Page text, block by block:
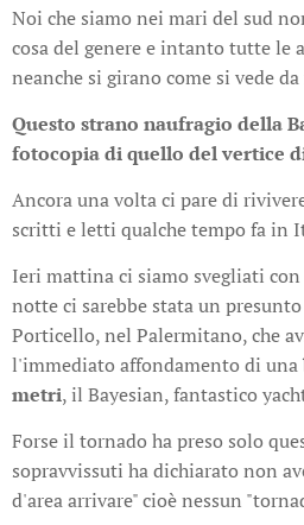
Noi che siamo nei mari del sud
cosa del genere e intanto tutte le
neanche si girano come si vede
Questo strano naufragio della
fotocopia di quello del vertice
Ancora una volta ci pare di
scritti e letti qualche tempo fa in
Ieri mattina ci siamo svegliati
notte ci sarebbe stata un presunto
Porticello, nel Palermitano, che
l'immediato affondamento di una
metri, il Bayesian, fantastico
Forse il tornado ha preso solo
sopravvissuti ha dichiarato non
d'area arrivare" cioè nessun